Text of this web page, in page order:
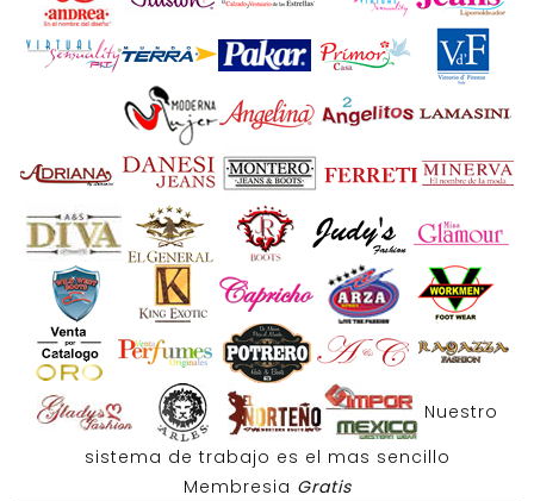
Nuestro
sistema de trabajo es el mas sencillo
Membresia Gratis